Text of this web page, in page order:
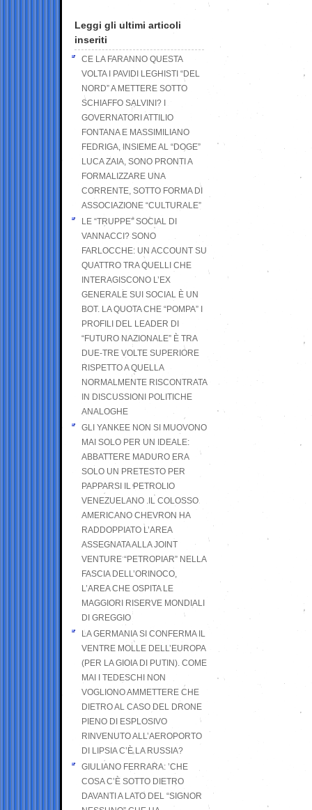
Leggi gli ultimi articoli
inseriti
CE LA FARANNO QUESTA
VOLTA I PAVIDI LEGHISTI “DEL
NORD” A METTERE SOTTO
SCHIAFFO SALVINI? I
GOVERNATORI ATTILIO
FONTANA E MASSIMILIANO
FEDRIGA, INSIEME AL “DOGE”
LUCA ZAIA, SONO PRONTI A
FORMALIZZARE UNA
CORRENTE, SOTTO FORMA DI
ASSOCIAZIONE “CULTURALE”
LE “TRUPPE” SOCIAL DI
VANNACCI? SONO
FARLOCCHE: UN ACCOUNT SU
QUATTRO TRA QUELLI CHE
INTERAGISCONO L’EX
GENERALE SUI SOCIAL È UN
BOT. LA QUOTA CHE “POMPA” I
PROFILI DEL LEADER DI
“FUTURO NAZIONALE” È TRA
DUE-TRE VOLTE SUPERIORE
RISPETTO A QUELLA
NORMALMENTE RISCONTRATA
IN DISCUSSIONI POLITICHE
ANALOGHE
GLI YANKEE NON SI MUOVONO
MAI SOLO PER UN IDEALE:
ABBATTERE MADURO ERA
SOLO UN PRETESTO PER
PAPPARSI IL PETROLIO
VENEZUELANO .IL COLOSSO
AMERICANO CHEVRON HA
RADDOPPIATO L’AREA
ASSEGNATA ALLA JOINT
VENTURE “PETROPIAR” NELLA
FASCIA DELL’ORINOCO,
L’AREA CHE OSPITA LE
MAGGIORI RISERVE MONDIALI
DI GREGGIO
LA GERMANIA SI CONFERMA IL
VENTRE MOLLE DELL’EUROPA
(PER LA GIOIA DI PUTIN). COME
MAI I TEDESCHI NON
VOGLIONO AMMETTERE CHE
DIETRO AL CASO DEL DRONE
PIENO DI ESPLOSIVO
RINVENUTO ALL’AEROPORTO
DI LIPSIA C’È LA RUSSIA?
GIULIANO FERRARA: ’CHE
COSA C’È SOTTO DIETRO
DAVANTI A LATO DEL “SIGNOR